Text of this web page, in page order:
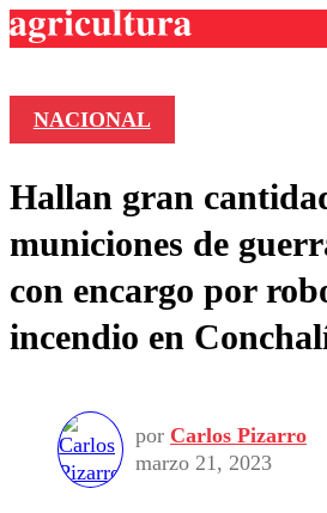
Frecuencias
Agricultura TV
Deportes
Colo Colo
Motor
Torneo Internacional
Torneo Nacional
Entretención
Noticias
Internacional
Nacional
Vida Social
Programas
Comercial
NACIONAL
Hallan gran
municiones de
con encargo por
incendio en
por Carlos Pizarro
marzo 21, 2023